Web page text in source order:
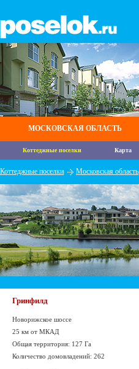
МОСКОВСКАЯ ОБЛАСТЬ
Коттеджные поселки Карта
Коттеджные поселки Московская область
Гринфилд
Новорижское шоссе
25 км от МКАД
Общая территория: 127 Га
Количество домовладений: 262